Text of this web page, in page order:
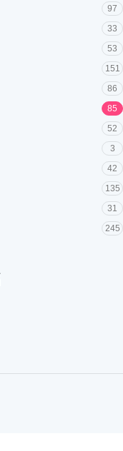
97
33
53
151
86
85
52
3
42
135
31
245